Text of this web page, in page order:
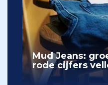
Mud Jeans:
rode cijfers